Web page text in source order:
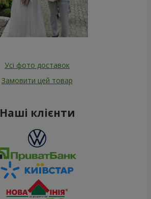
Усі фото доставок
Замовити цей товар
Наші клієнти